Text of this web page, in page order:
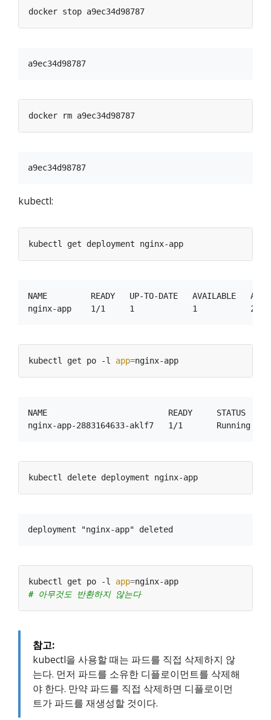
kubectl:
NAME         READY   UP-TO-DATE   AVAILABLE   AGE
kubectl get po -l app=
NAME                         READY     STATUS
kubectl get po -l app=
# 아무것도 반환하지 않는다
참고:
kubectl을 사용할 때는 파드를 직접 삭제하지 않
는다. 먼저 파드를 소유한 디플로이먼트를 삭제해
야 한다. 만약 파드를 직접 삭제하면 디플로이먼
트가 파드를 재생성할 것이다.